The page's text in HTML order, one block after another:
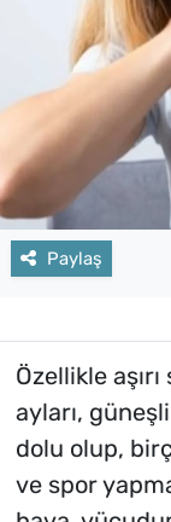
Paylaş
Özellikle
ayları,
dolu olup,
ve spor